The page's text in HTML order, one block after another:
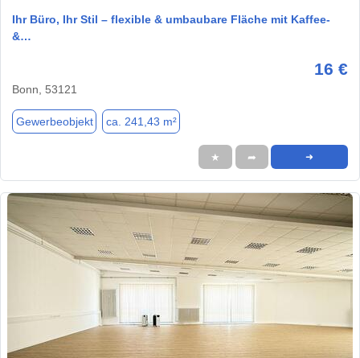
Ihr Büro, Ihr Stil – flexible & umbaubare Fläche mit Kaffee-
&…
16 €
Bonn, 53121
Gewerbeobjekt ca. 241,43 m²
★ ➦ ➜